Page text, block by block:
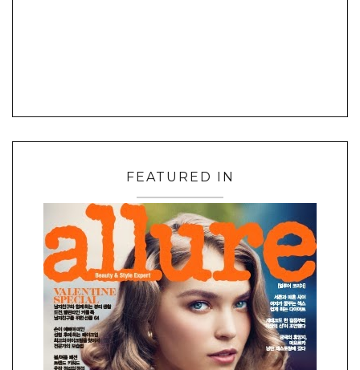
FEATURED IN